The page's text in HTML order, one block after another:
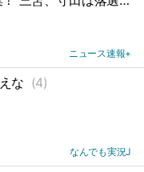
ニュース速報+
な (4)
なんでも実況J